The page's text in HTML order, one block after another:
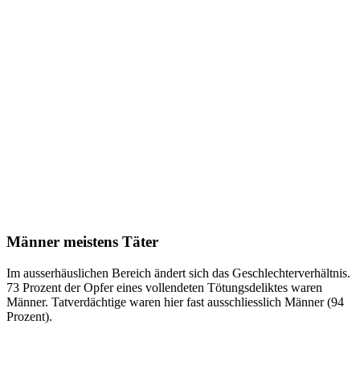
Männer meistens Täter
Im ausserhäuslichen Bereich ändert sich das Geschlechterverhältnis.
73 Prozent der Opfer eines vollendeten Tötungsdeliktes waren
Männer. Tatverdächtige waren hier fast ausschliesslich Männer (94
Prozent).